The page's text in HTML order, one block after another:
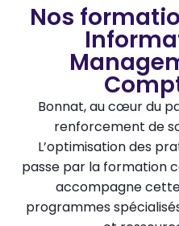
Nos
Bonnat, au cœur du
renforcement de
L’optimisation des
passe par la formation
accompagne
programmes